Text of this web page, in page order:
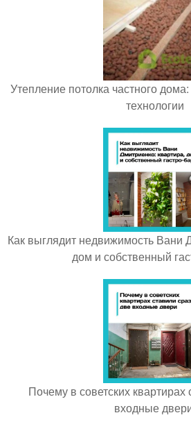
Утепление потолка частного
технологии
Как выглядит недвижимость Вани
дом и собственный
Почему в советских квартирах
входные